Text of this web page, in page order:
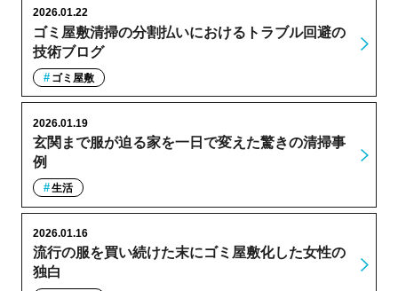
ゴミ屋敷清掃の分割払いにおけるトラブル回避の
技術ブログ
2026.01.22
ゴミ屋敷
玄関まで服が迫る家を一日で変えた驚きの清掃事
例
2026.01.19
生活
流行の服を買い続けた末にゴミ屋敷化した女性の
独白
2026.01.16